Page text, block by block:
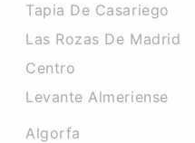
Tapia De Casariego
Las Rozas De Madrid
Centro
Levante Almeriense
Algorfa